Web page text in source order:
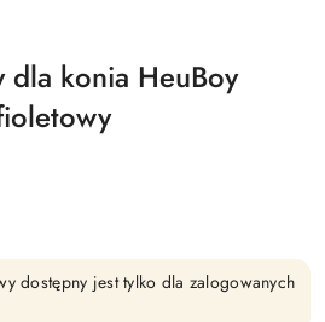
dla konia HeuBoy
dostępny jest tylko dla zalogowanych